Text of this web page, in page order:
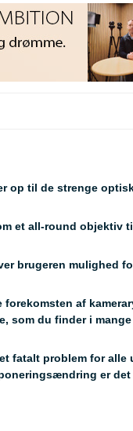
op til de strenge
et all-round objektiv
brugeren mulighed
af
som du finder i
fatalt problem for alle
er